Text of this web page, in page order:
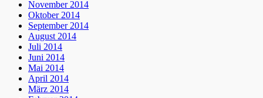
November 2014
Oktober 2014
September 2014
August 2014
Juli 2014
Juni 2014
Mai 2014
April 2014
März 2014